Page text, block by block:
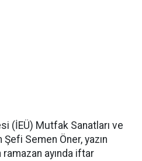
(İEÜ) Mutfak Sanatları ve
Semen Öner, yazın
ayında iftar